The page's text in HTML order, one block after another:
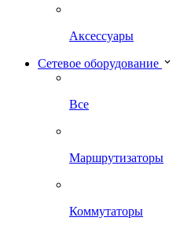
Аксессуары
Сетевое оборудование
Все
Маршрутизаторы
Коммутаторы